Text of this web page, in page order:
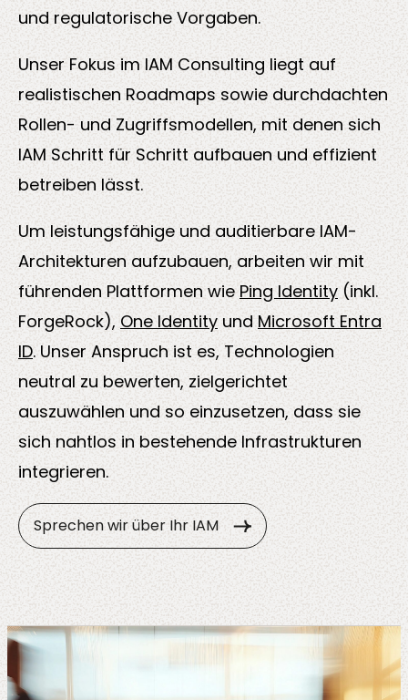
und regulatorische Vorgaben.
Unser Fokus im IAM Consulting liegt auf
realistischen Roadmaps sowie durchdachten
Rollen- und Zugriffsmodellen, mit denen sich
IAM Schritt für Schritt aufbauen und effizient
betreiben lässt.
Um leistungsfähige und auditierbare IAM-
Architekturen aufzubauen, arbeiten wir mit
führenden Plattformen wie Ping Identity (inkl.
ForgeRock), One Identity und Microsoft Entra
ID. Unser Anspruch ist es, Technologien
neutral zu bewerten, zielgerichtet
auszuwählen und so einzusetzen, dass sie
sich nahtlos in bestehende Infrastrukturen
integrieren.
Sprechen wir über Ihr IAM